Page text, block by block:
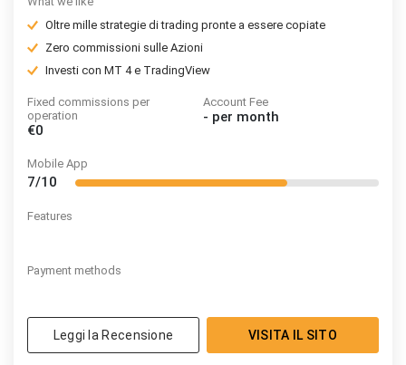
Oltre mille strategie di trading pronte a essere copiate
Zero commissioni sulle Azioni
Investi con MT 4 e TradingView
Fixed commissions per
operation
€0
Account Fee
- per month
Mobile App
7/10
Features
Payment methods
Leggi la Recensione VISITA IL SITO